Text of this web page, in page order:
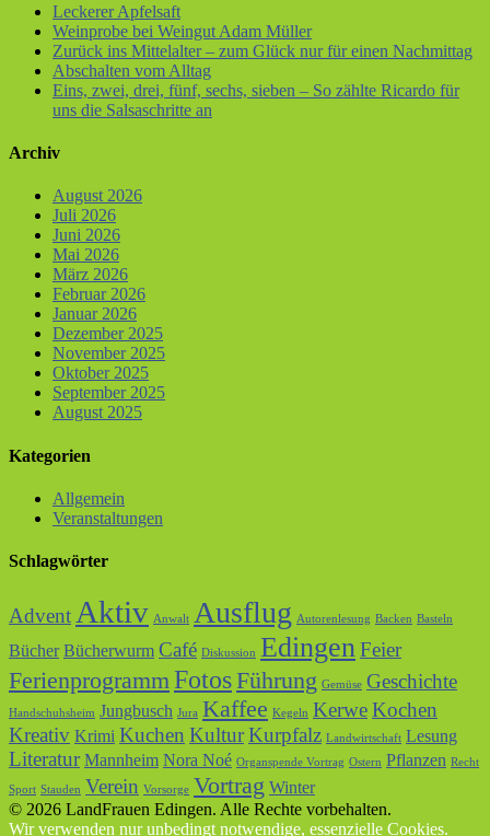
Leckerer Apfelsaft
Weinprobe bei Weingut Adam Müller
Zurück ins Mittelalter – zum Glück nur für einen Nachmittag
Abschalten vom Alltag
Eins, zwei, drei, fünf, sechs, sieben – So zählte Ricardo für
uns die Salsaschritte an
Archiv
August 2026
Juli 2026
Juni 2026
Mai 2026
März 2026
Februar 2026
Januar 2026
Dezember 2025
November 2025
Oktober 2025
September 2025
August 2025
Kategorien
Allgemein
Veranstaltungen
Schlagwörter
AdventAktiv Anwalt Ausflug Autorenlesung Backen Basteln
Bücher Bücherwurm Café Diskussion EdingenFeier
FerienprogrammFotosFührung Gemüse Geschichte
Handschuhsheim Jungbusch Jura Kaffee Kegeln KerweKochen
Kreativ Krimi Kuchen KulturKurpfalz Landwirtschaft Lesung
Literatur Mannheim Nora Noé Organspende Vortrag Ostern Pflanzen Recht
Sport Stauden Verein Vorsorge Vortrag Winter
© 2026 LandFrauen Edingen. Alle Rechte vorbehalten.
Wir verwenden nur unbedingt notwendige, essenzielle Cookies.